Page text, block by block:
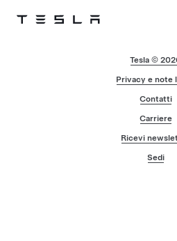
Tesla
Tesla ©
Privacy e note
Contatti
Carriere
Ricevi
Sedi